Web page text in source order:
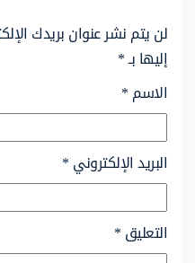
لن يتم نشر عنوان بريدك
إليها بـ*
الاسم*
البريد الإلكتروني*
التعليق*